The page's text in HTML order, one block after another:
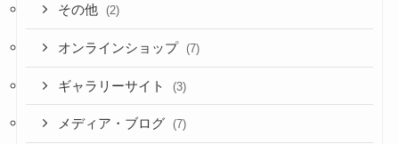
その他 (2)
オンラインショップ (7)
ギャラリーサイト (3)
メディア・ブログ (7)